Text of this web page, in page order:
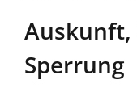
Auskunft,
Sperrung